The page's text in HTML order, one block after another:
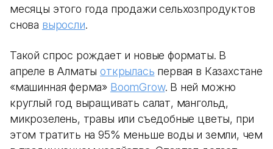
месяцы этого года продажи сельхозпродуктов
снова выросли.
Такой спрос рождает и новые форматы. В
апреле в Алматыоткрылась первая в Казахстане
«машинная ферма» BoomGrow. В ней можно
круглый год выращивать салат, мангольд,
микрозелень, травы или съедобные цветы, при
этом тратить на 95% меньше воды и земли, чем